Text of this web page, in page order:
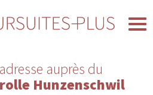
auprès du
Hunzenschwil